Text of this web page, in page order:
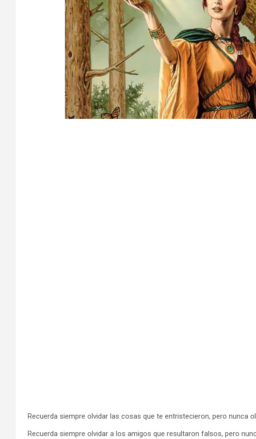
Recuerda siempre olvidar las cosas que te entristecieron, pero nunca
Recuerda siempre olvidar a los amigos que resultaron falsos, pero